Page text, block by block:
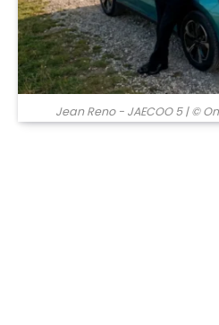
Jean Reno - JAECOO 5| ©